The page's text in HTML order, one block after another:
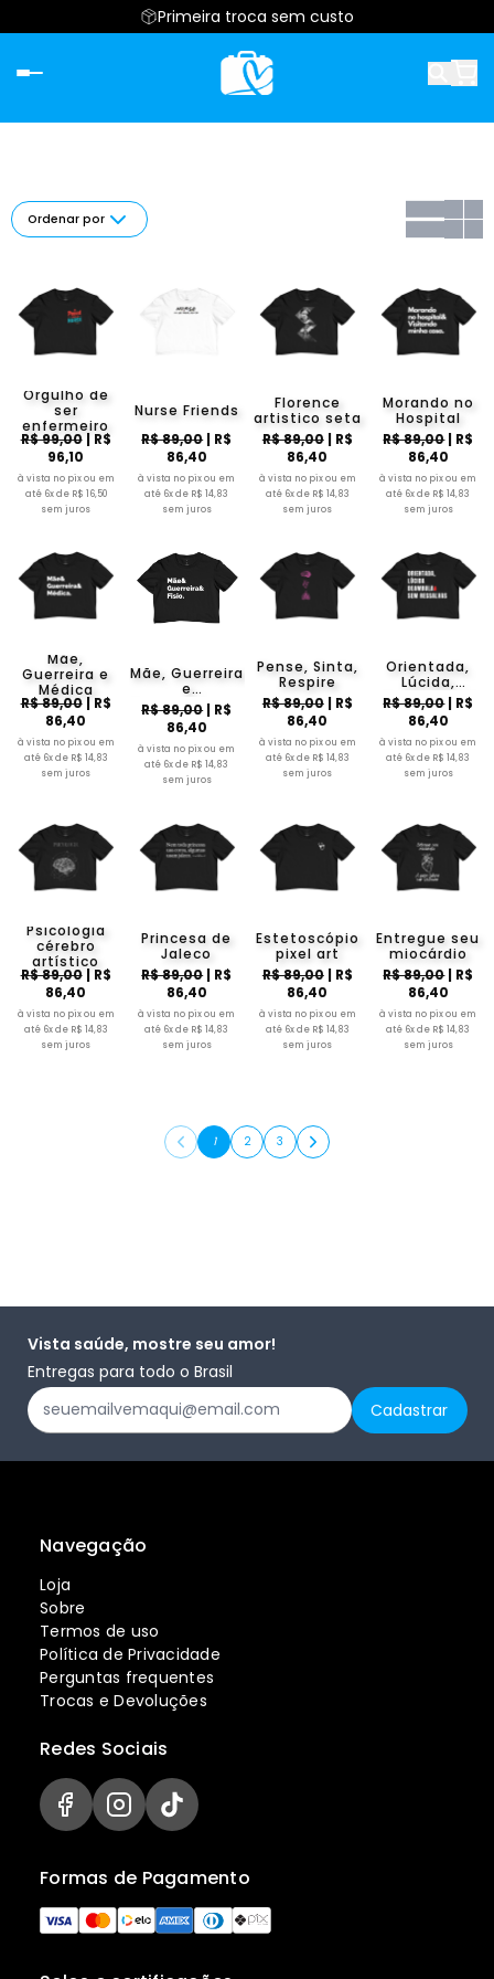
Primeira troca sem custo
Ordenar por
Orgulho de
ser
enfermeiro
R$ 99,00| R$
96,10
à vista no pix ou em
até 6x de R$ 16,50
sem juros
Nurse Friends
R$ 89,00| R$
86,40
à vista no pix ou em
até 6x de R$ 14,83
sem juros
Florence
artistico seta
R$ 89,00| R$
86,40
à vista no pix ou em
até 6x de R$ 14,83
sem juros
Morando no
Hospital
R$ 89,00| R$
86,40
à vista no pix ou em
até 6x de R$ 14,83
sem juros
Mãe,
Guerreira e
Médica
R$ 89,00| R$
86,40
à vista no pix ou em
até 6x de R$ 14,83
sem juros
Mãe, Guerreira
e
Fisioterapeuta
R$ 89,00| R$
86,40
à vista no pix ou em
até 6x de R$ 14,83
sem juros
Pense, Sinta,
Respire
R$ 89,00| R$
86,40
à vista no pix ou em
até 6x de R$ 14,83
sem juros
Orientada,
Lúcida,
Deambula &
Sem
Ressalvas
R$ 89,00| R$
86,40
à vista no pix ou em
até 6x de R$ 14,83
sem juros
Psicologia
cérebro
artístico
R$ 89,00| R$
86,40
à vista no pix ou em
até 6x de R$ 14,83
sem juros
Princesa de
Jaleco
R$ 89,00| R$
86,40
à vista no pix ou em
até 6x de R$ 14,83
sem juros
Estetoscópio
pixel art
R$ 89,00| R$
86,40
à vista no pix ou em
até 6x de R$ 14,83
sem juros
Entregue seu
miocárdio
R$ 89,00| R$
86,40
à vista no pix ou em
até 6x de R$ 14,83
sem juros
1 2 3
Vista saúde, mostre seu amor!
Entregas para todo o Brasil
Navegação
Loja
Sobre
Termos de uso
Política de Privacidade
Perguntas frequentes
Trocas e Devoluções
Formas de Pagamento
Redes Sociais